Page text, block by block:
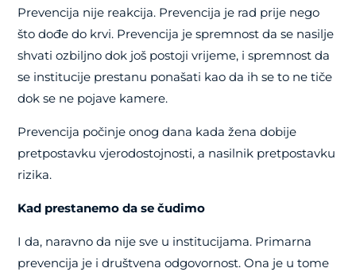
Prevencija nije reakcija. Prevencija je rad prije nego
što dođe do krvi. Prevencija je spremnost da se nasilje
shvati ozbiljno dok još postoji vrijeme, i spremnost da
se institucije prestanu ponašati kao da ih se to ne tiče
dok se ne pojave kamere.
Prevencija počinje onog dana kada žena dobije
pretpostavku vjerodostojnosti, a nasilnik pretpostavku
rizika.
Kad prestanemo da se čudimo
I da, naravno da nije sve u institucijama. Primarna
prevencija je i društvena odgovornost. Ona je u tome